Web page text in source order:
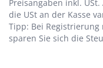
Preisangaben inkl. USt.
die USt an der Kasse
Tipp: Bei
sparen Sie sich die